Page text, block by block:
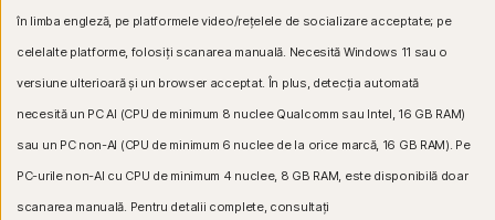
în limba engleză, pe platformele video/rețelele de socializare acceptate; pe
celelalte platforme, folosiți scanarea manuală. Necesită Windows 11 sau o
versiune ulterioară și un browser acceptat. În plus, detecția automată
necesită un PC AI (CPU de minimum 8 nuclee Qualcomm sau Intel, 16 GB RAM)
sau un PC non-AI (CPU de minimum 6 nuclee de la orice marcă, 16 GB RAM). Pe
PC-urile non-AI cu CPU de minimum 4 nuclee, 8 GB RAM, este disponibilă doar
scanarea manuală. Pentru detalii complete, consultați